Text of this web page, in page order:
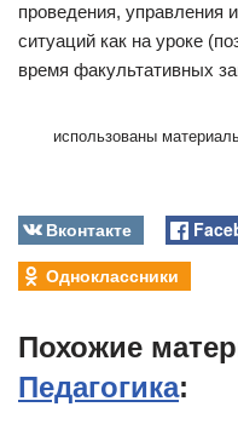
проведения, управления
ситуаций как на уроке
время факультативных
использованы
Вконтакте
Одноклассники
Похожие
Педагогика: